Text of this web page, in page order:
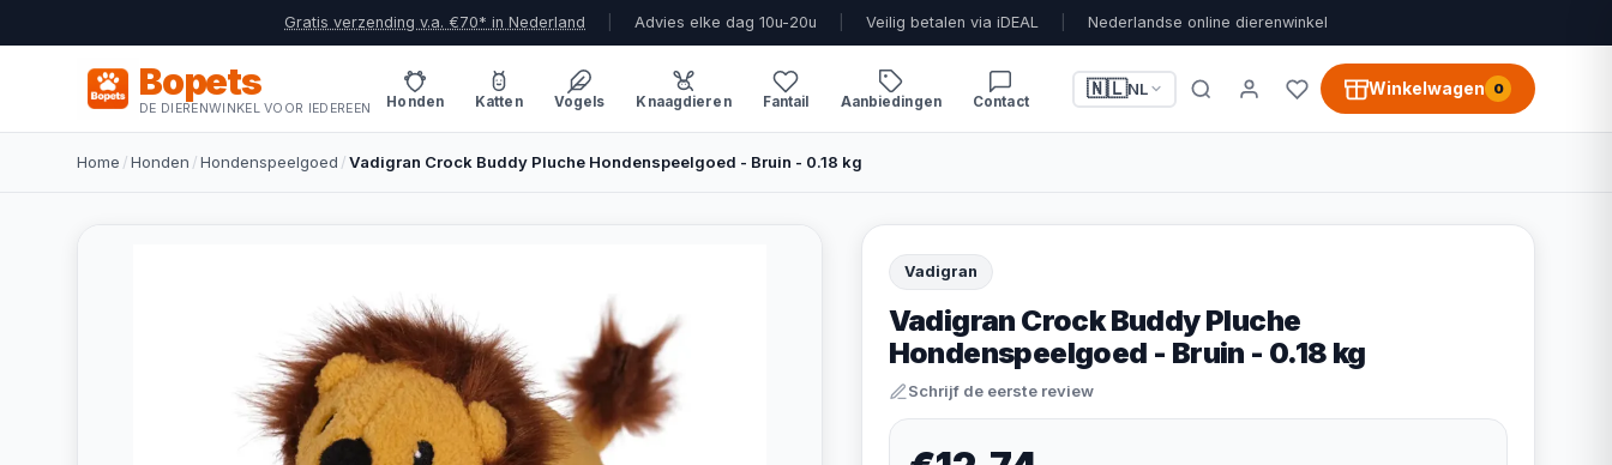
Gratis verzending v.a. €70* in Nederland Advies elke dag 10u-20u Veilig betalen via iDEAL Nederlandse online dierenwinkel
Bopets
DE DIERENWINKEL VOOR IEDEREEN Honden Katten Vogels Knaagdieren Fantail Aanbiedingen Contact
🇳🇱NL Winkelwagen 0
Home /Honden /Hondenspeelgoed /Vadigran Crock Buddy Pluche Hondenspeelgoed - Bruin - 0.18 kg
Vadigran
Vadigran Crock Buddy Pluche
Hondenspeelgoed - Bruin - 0.18 kg
Schrijf de eerste review